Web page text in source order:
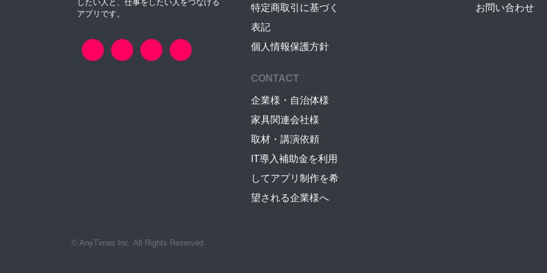
したい人と、仕事をしたい人をつなげる
アプリです。
特定商取引に基づく
表記
個人情報保護方針
お問い合わせ
CONTACT
企業様・自治体様
家具関連会社様
取材・講演依頼
IT導入補助金を利用
してアプリ制作を希
望される企業様へ
© AnyTimes Inc. All Rights Reserved